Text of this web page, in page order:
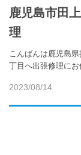
鹿児島市田
理
こんばんは鹿児島
丁目へ出張修理に
2023/08/14